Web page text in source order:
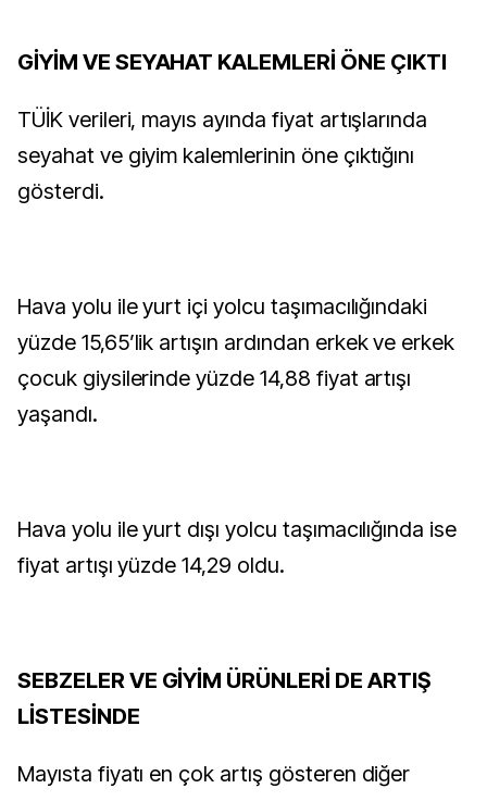
GİYİM VE SEYAHAT KALEMLERİ ÖNE ÇIKTI
TÜİK verileri, mayıs ayında fiyat artışlarında
seyahat ve giyim kalemlerinin öne çıktığını
gösterdi.
Hava yolu ile yurt içi yolcu taşımacılığındaki
yüzde 15,65’lik artışın ardından erkek ve erkek
çocuk giysilerinde yüzde 14,88 fiyat artışı
yaşandı.
Hava yolu ile yurt dışı yolcu taşımacılığında ise
fiyat artışı yüzde 14,29 oldu.
SEBZELER VE GİYİM ÜRÜNLERİ DE ARTIŞ
LİSTESİNDE
Mayısta fiyatı en çok artış gösteren diğer